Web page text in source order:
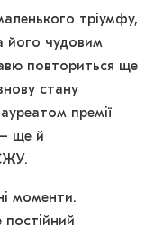
тріумфу,
його чудовим
повториться ще
стану
премії
– ще й
моменти.